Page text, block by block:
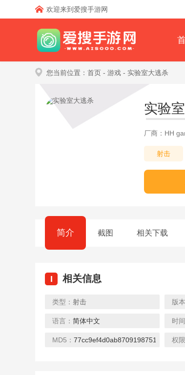
欢迎来到爱搜手游网
您当前位置： 首页 - 游戏 - 实验室大逃杀
实验
厂商：HH
射击
简介 截图 相关下载
I 相关信息
类型： 射击 版
语言： 简体中文 时间
MD5： 权限